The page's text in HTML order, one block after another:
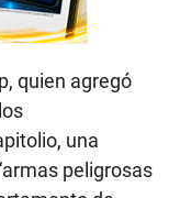
quien agregó
una
peligrosas